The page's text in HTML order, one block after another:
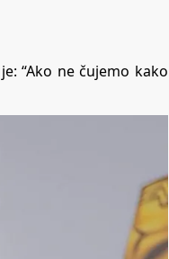
“Ako ne čujemo kako